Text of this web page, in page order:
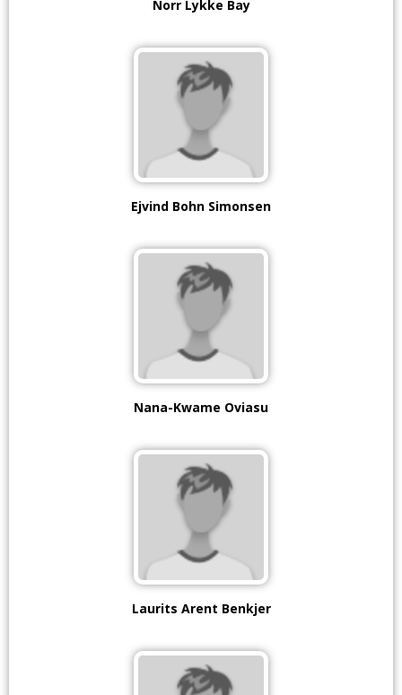
Norr Lykke Bay
Ejvind Bohn Simonsen
Nana-Kwame Oviasu
Laurits Arent Benkjer